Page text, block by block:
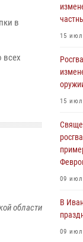
в
всех
области
В
День
СОБР
27
15
15
09
В
09